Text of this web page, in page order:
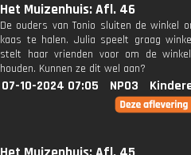
Het Muizenhuis: Afl. 46
De ouders van Tonio sluiten de winkel
kaas te halen. Julia speelt graag
stelt haar vrienden voor om de
houden. Kunnen ze dit wel aan?
07-10-2024 07:05 NPO3